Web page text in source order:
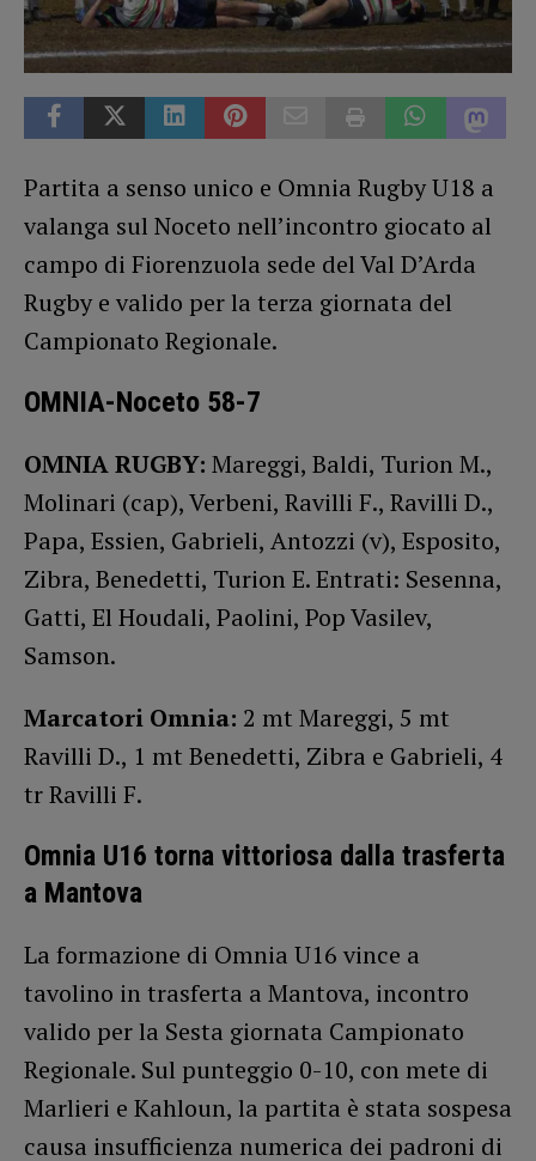
Partita a senso unico e Omnia Rugby U18 a
valanga sul Noceto nell’incontro giocato al
campo di Fiorenzuola sede del Val D’Arda
Rugby e valido per la terza giornata del
Campionato Regionale.
OMNIA-Noceto 58-7
OMNIA RUGBY: Mareggi, Baldi, Turion M.,
Molinari (cap), Verbeni, Ravilli F., Ravilli D.,
Papa, Essien, Gabrieli, Antozzi (v), Esposito,
Zibra, Benedetti, Turion E. Entrati: Sesenna,
Gatti, El Houdali, Paolini, Pop Vasilev,
Samson.
Marcatori Omnia: 2 mt Mareggi, 5 mt
Ravilli D., 1 mt Benedetti, Zibra e Gabrieli, 4
tr Ravilli F.
Omnia U16 torna vittoriosa dalla trasferta
a Mantova
La formazione di Omnia U16 vince a
tavolino in trasferta a Mantova, incontro
valido per la Sesta giornata Campionato
Regionale. Sul punteggio 0-10, con mete di
Marlieri e Kahloun, la partita è stata sospesa
causa insufficienza numerica dei padroni di